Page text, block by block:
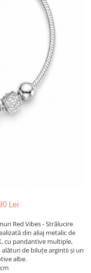
Lei
Red Vibes - Strălucire
din aliaj metalic de
cu pandantive multiple,
de biluțe argintii și un
albe.